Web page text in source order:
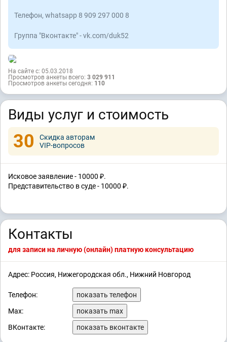
Телефон, whatsapp 8 909 297 000 8
Группа "Вконтакте" - vk.com/duk52
На сайте с: 05.03.2018
Просмотров анкеты всего: 3 029 911
Просмотров анкеты сегодня: 110
Виды услуг и стоимость
30
Скидка авторам
VIP-вопросов
Исковое заявление - 10000 ₽.
Представительство в суде - 10000 ₽.
Контакты
для записи на личную (онлайн) платную консультацию
Адрес: Россия, Нижегородская обл., Нижний Новгород
Телефон:
показать телефон
Max:
показать max
ВКонтакте:
показать вконтакте